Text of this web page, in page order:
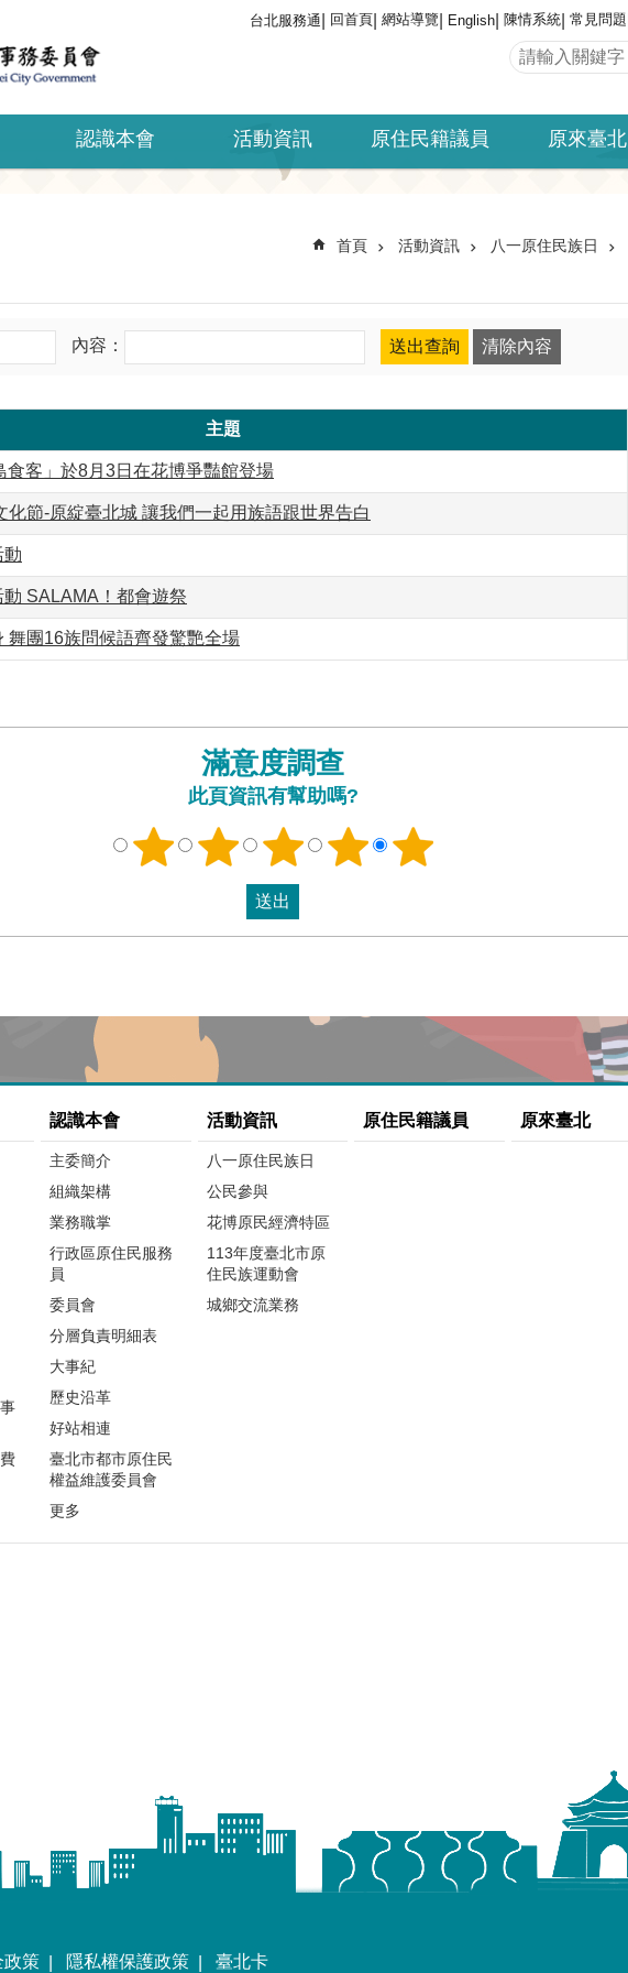
台北服務通 回首頁 網站導覽 English 陳情系統 常見問題
認識本會 活動資訊 原住民籍議員 原來臺北
首頁 活動資訊 八一原住民族日
內容：
主題
食客」於8月3日在花博爭豔館登場
化節-原綻臺北城 讓我們一起用族語跟世界告白
動
SALAMA！都會遊祭
舞團16族問候語齊發驚艷全場
滿意度調查
此頁資訊有幫助嗎?
認識本會
主委簡介
組織架構
業務職掌
行政區原住民服務
員
委員會
分層負責明細表
大事紀
歷史沿革
好站相連
臺北市都市原住民
權益維護委員會
更多
活動資訊
八一原住民族日
公民參與
花博原民經濟特區
113年度臺北市原
住民族運動會
城鄉交流業務
原住民籍議員 原來臺北
政策 隱私權保護政策 臺北卡